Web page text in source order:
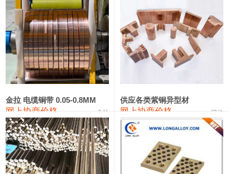
漆包线 111,970—115,970 113,970
磷铜合金 110,800—117,600 114,200 400
无氧铜丝(硬) 109,710—110,010 109,860
R410A专用紫铜管 113,700—113,700
铸造铝合金锭(A380） 26,300—26,500 26,400 100
铝合金ADC12 24,200—24,400 100
铸造铝合金锭(ZL102) 24,300—24,500 24,400
金拉 电缆铜带 0.05-0.8MM
网上协商价格 金拉
供应各类紫铜异型材
网上协商价格 骏达